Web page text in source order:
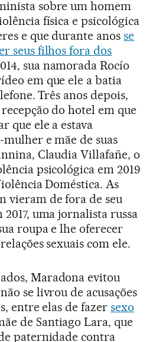
sobre um homem
física e psicológica
e que durante anosse
seus filhos fora dos
sua namorada Rocío
em que ele a batia
Três anos depois,
do hotel em que
que ele a estava
e mãe de suas
Claudia Villafañe, o
psicológica em 2019
Doméstica. As
vieram de fora de seu
uma jornalista russa
roupa e lhe oferecer
sexuais com ele.
Maradona evitou
se livrou de acusações
entre elas de fazersexo
de Santiago Lara, que
paternidade contra